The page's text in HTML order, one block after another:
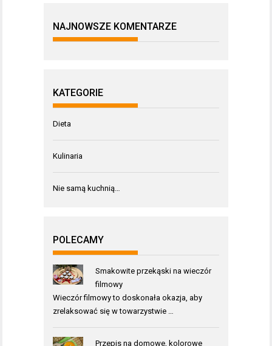
NAJNOWSZE KOMENTARZE
KATEGORIE
Dieta
Kulinaria
Nie samą kuchnią…
POLECAMY
Smakowite przekąski na wieczór
filmowy
Wieczór filmowy to doskonała okazja, aby
zrelaksować się w towarzystwie …
Przepis na domowe, kolorowe